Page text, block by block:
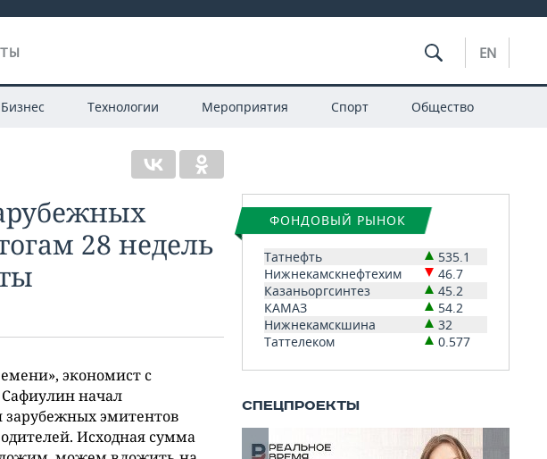
EN
Бизнес Технологии Мероприятия Спорт Общество
28 недель
экономист с
начал
эмитентов
Исходная сумма
ФОНДОВЫЙ РЫНОК
Татнефть
535.1
Нижнекамскнефтехим
46.7
Казаньоргсинтез
45.2
КАМАЗ
54.2
Нижнекамскшина
32
Таттелеком
0.577